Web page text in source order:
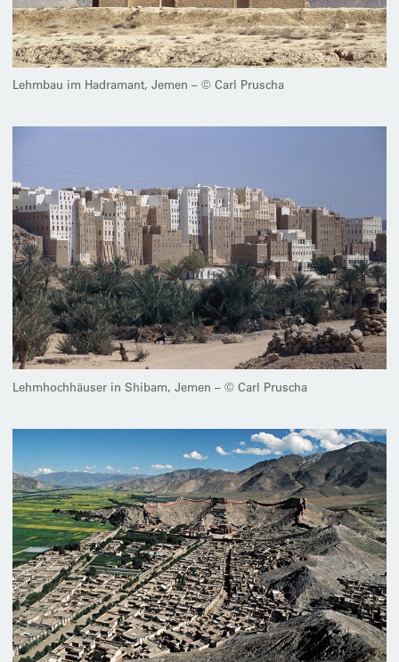
Lehmbau im Hadramant, Jemen – © Carl Pruscha
Lehmhochhäuser in Shibam, Jemen – © Carl Pruscha